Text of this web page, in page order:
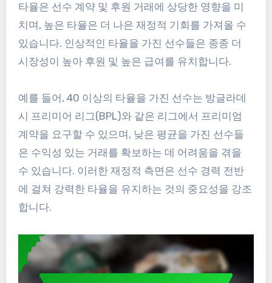
타율은 선수 계약 및 후원 거래에 상당한 영향을 미
치며, 높은 타율은 더 나은 재정적 기회를 가져올 수
있습니다. 인상적인 타율을 가진 선수들은 종종 더
시장성이 높아 후원 및 높은 급여를 유치합니다.
예를 들어, 40 이상의 타율을 가진 선수는 방글라데
시 프리미어 리그(BPL)와 같은 리그에서 프리미엄
계약을 요구할 수 있으며, 낮은 평균을 가진 선수들
은 수익성 있는 거래를 확보하는 데 어려움을 겪을
수 있습니다. 이러한 재정적 측면은 선수 경력 전반
에 걸쳐 강력한 타율을 유지하는 것의 중요성을 강조
합니다.